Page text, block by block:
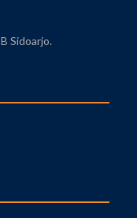
Sidoarjo.